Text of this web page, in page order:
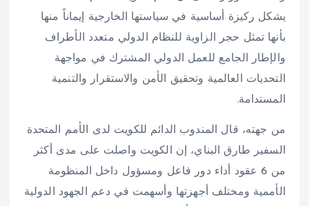
يشكل ركيزة أساسية في سياستها الخارجية إيماناً منها
بأنها تمثل حجر الزاوية للنظام الدولي متعدد الأطراف
والإطار الجامع للعمل الدولي المشترك في مواجهة
التحديات العالمية وتحقيق الأمن والاستقرار والتنمية
المستدامة.
من جهته، قال المندوب الدائم للكويت لدى الأمم المتحدة
السفير طارق البناي، إن الكويت واصلت على مدى أكثر
من 6 عقود أداء دور فاعل ومسؤول داخل المنظومة
الأممية ومختلف أجهزتها وأسهمت في دعم الجهود الدولية